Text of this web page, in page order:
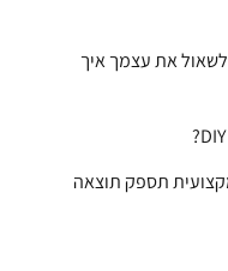
את עצמך איך
תספק תוצאה